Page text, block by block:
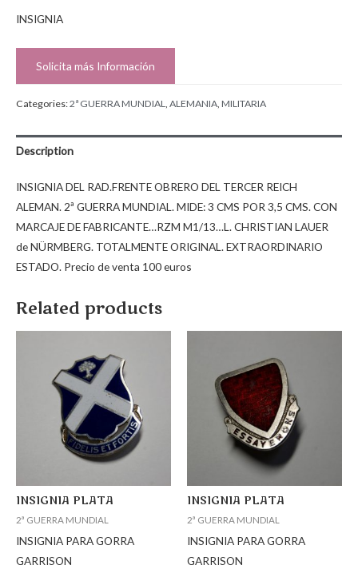
INSIGNIA
Solicita más Información
Categories:2ª GUERRA MUNDIAL ALEMANIA MILITARIA
Description
INSIGNIA DEL RAD.FRENTE OBRERO DEL TERCER REICH
ALEMAN. 2ª GUERRA MUNDIAL. MIDE: 3 CMS POR 3,5 CMS. CON
MARCAJE DE FABRICANTE…RZM M1/13…L. CHRISTIAN LAUER
de NÜRMBERG. TOTALMENTE ORIGINAL. EXTRAORDINARIO
ESTADO. Precio de venta 100 euros
Related products
INSIGNIA PLATA
2ª GUERRA MUNDIAL
INSIGNIA PARA GORRA
GARRISON
INSIGNIA PLATA
2ª GUERRA MUNDIAL
INSIGNIA PARA GORRA
GARRISON